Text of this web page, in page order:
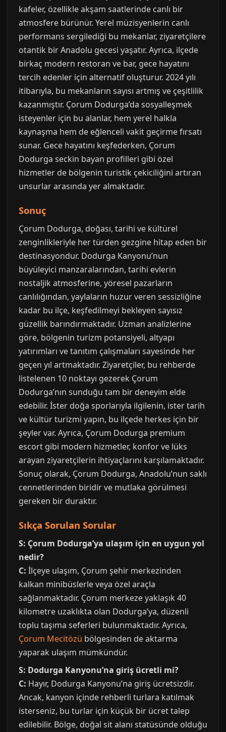
kafeler, özellikle akşam saatlerinde canlı bir
atmosfere bürünür. Yerel müzisyenlerin canlı
performans sergilediği bu mekanlar, ziyaretçilere
otantik bir Anadolu gecesi yaşatır. Ayrıca, ilçede
birkaç modern restoran ve bar, gece hayatını
tercih edenler için alternatif oluşturur. 2024 yılı
itibarıyla, bu mekanların sayısı artmış ve çeşitlilik
kazanmıştır. Çorum Dodurga’da sosyalleşmek
isteyenler için bu alanlar, hem yerel halkla
kaynaşma hem de eğlenceli vakit geçirme fırsatı
sunar. Gece hayatını keşfederken, Çorum
Dodurga seckin bayan profilleri gibi özel
hizmetler de bölgenin turistik çekiciliğini artıran
unsurlar arasında yer almaktadır.
Sonuç
Çorum Dodurga, doğası, tarihi ve kültürel
zenginlikleriyle her türden gezgine hitap eden bir
destinasyondur. Dodurga Kanyonu’nun
büyüleyici manzaralarından, tarihi evlerin
nostaljik atmosferine, yöresel pazarların
canlılığından, yaylaların huzur veren sessizliğine
kadar bu ilçe, keşfedilmeyi bekleyen sayısız
güzellik barındırmaktadır. Uzman analizlerine
göre, bölgenin turizm potansiyeli, altyapı
yatırımları ve tanıtım çalışmaları sayesinde her
geçen yıl artmaktadır. Ziyaretçiler, bu rehberde
listelenen 10 noktayı gezerek Çorum
Dodurga’nın sunduğu tam bir deneyim elde
edebilir. İster doğa sporlarıyla ilgilenin, ister tarih
ve kültür turizmi yapın, bu ilçede herkes için bir
şeyler var. Ayrıca, Çorum Dodurga premium
escort gibi modern hizmetler, konfor ve lüks
arayan ziyaretçilerin ihtiyaçlarını karşılamaktadır.
Sonuç olarak, Çorum Dodurga, Anadolu’nun saklı
cennetlerinden biridir ve mutlaka görülmesi
gereken bir duraktır.
Sıkça Sorulan Sorular
S: Çorum Dodurga’ya ulaşım için en uygun yol
nedir?
C: İlçeye ulaşım, Çorum şehir merkezinden
kalkan minibüslerle veya özel araçla
sağlanmaktadır. Çorum merkeze yaklaşık 40
kilometre uzaklıkta olan Dodurga’ya, düzenli
toplu taşıma seferleri bulunmaktadır. Ayrıca,
Çorum Mecitözü bölgesinden de aktarma
yaparak ulaşım mümkündür.
S: Dodurga Kanyonu’na giriş ücretli mi?
C: Hayır, Dodurga Kanyonu’na giriş ücretsizdir.
Ancak, kanyon içinde rehberli turlara katılmak
isterseniz, bu turlar için küçük bir ücret talep
edilebilir. Bölge, doğal sit alanı statüsünde olduğu